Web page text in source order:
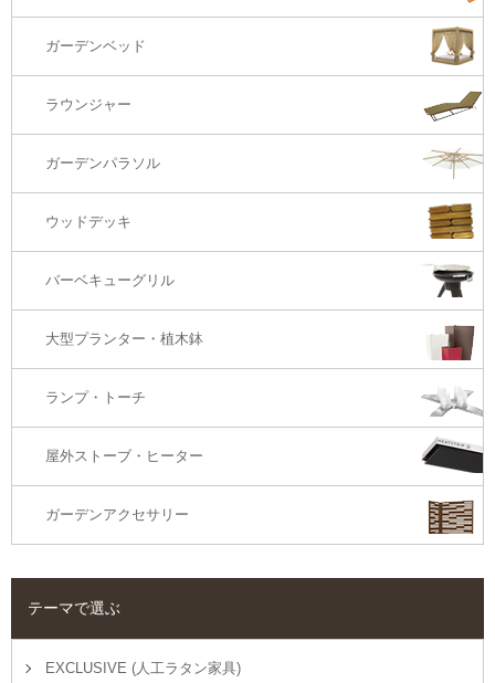
コーヒーテーブル
カウンター・バーテーブル
カウンター・バーチェアー
3Sソファ
オットマン・スツール
ガーデンベッド
ラウンジャー
ガーデンパラソル
ウッドデッキ
バーベキューグリル
大型プランター・植木鉢
ランプ・トーチ
屋外ストーブ・ヒーター
ガーデンアクセサリー
テーマで選ぶ
EXCLUSIVE (人工ラタン家具)